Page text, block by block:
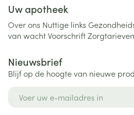
Uw apotheek
Over ons Nuttige links
van wachtVoorschriftZorgtarieven
Nieuwsbrief
Blijf op de hoogte van nieuwe